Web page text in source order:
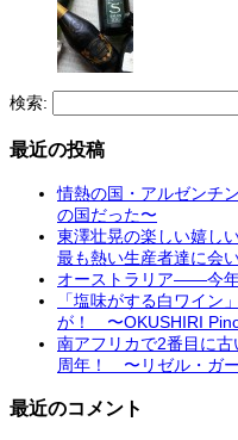
検索:
最近の投稿
情熱の国・アルゼンチ
の国だった〜
東澤壮晃の楽しい嬉し
最も熱い生産者達に会
オーストラリア――今
「塩味がする白ワイン
が！ 〜OKUSHIRI
南アフリカで2番目に
周年！ 〜リゼル・ガ
最近のコメント